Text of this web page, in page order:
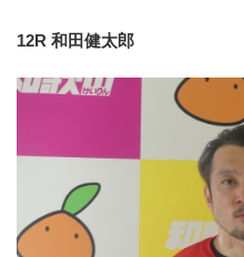
12R 和田健太郎